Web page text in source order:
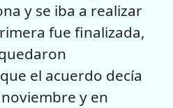
y se iba a realizar
fue finalizada,
el acuerdo decía
y en